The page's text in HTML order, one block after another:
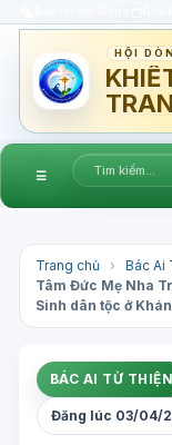
HỘI
☰
Trang chủ › Bác Ai
Tâm Đức Mẹ Nha
Sinh dân tộc ở
BÁC AI TỪ THIỆN
Đăng lúc 03/04/